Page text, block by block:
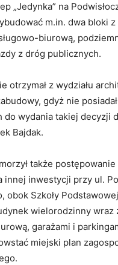
„Jedynka” na
m.in. dwa bloki
biurową,
z dróg publicznych.
otrzymał z wydziału
gdyż nie
do wydania takiej decyzji
Bajdak.
także
innej inwestycji przy ul.
obok Szkoły
wielorodzinny wraz
garażami i
miejski plan